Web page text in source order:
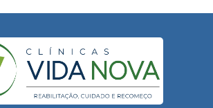
Convênio Bradesco
para Dependentes
Unimed para Dependentes